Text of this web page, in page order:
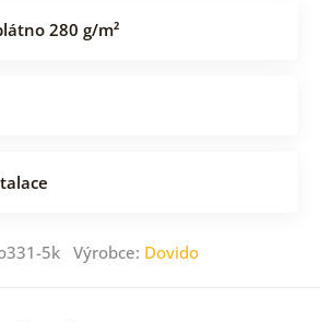
280 g/m²
5k Výrobce: Dovido